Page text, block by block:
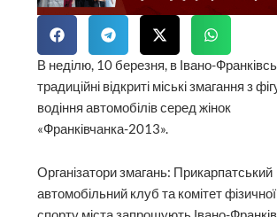
В неділю, 10 березня, в Івано-
традиційні відкриті міські змагання з
водіння автомобілів серед жінок
«Франківчанка-2013».
Організатори змагань: Прикарпатський
автомобільний клуб та комітет